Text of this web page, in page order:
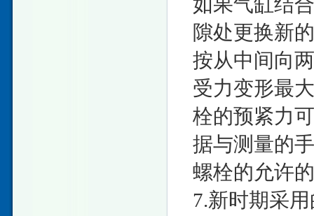
隙处更换新
按从中间向
受力变形最
栓的预紧力
据与测量的
螺栓的允许
7.新时期采